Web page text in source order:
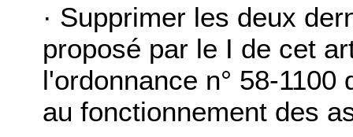
· Supprimer les deux
proposé par le I de cet
l'ordonnance n° 58-
au fonctionnement des